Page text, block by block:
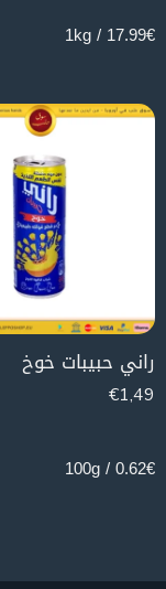
17.99€ / 1kg
راني حبيبات خوخ
€1,49
0.62€ / 100g